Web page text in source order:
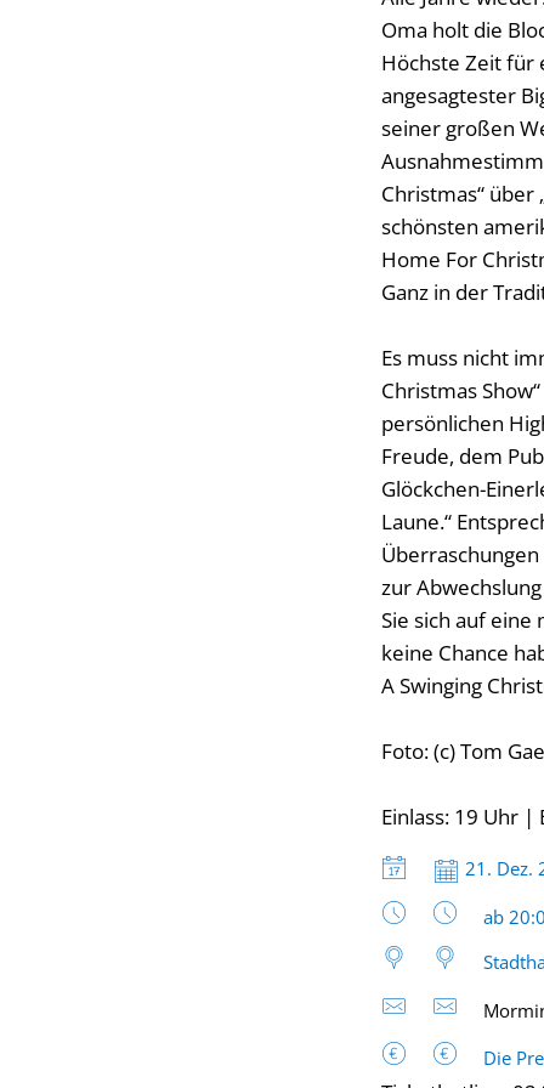
Oma holt die
Höchste Zeit für
angesagtester
seiner großen
Christmas“ über
schönsten
Home For
Ganz in der
Es muss nicht
Christmas
persönlichen
Freude, dem
Glöckchen-
Laune.“
zur
Sie sich auf
keine Chance
A Swinging
Foto: (c) Tom
Einlass: 19 Uhr |
Datum:
21. Dez.
Uhrzeit:
ab
Die